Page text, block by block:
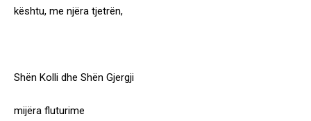
kështu, me njëra tjetrën,
Shën Kolli dhe Shën Gjergji
mijëra fluturime